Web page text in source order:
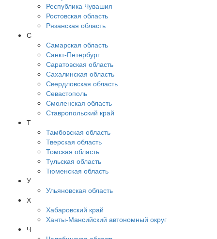
Республика Чувашия
Ростовская область
Рязанская область
С
Самарская область
Санкт-Петербург
Саратовская область
Сахалинская область
Свердловская область
Севастополь
Смоленская область
Ставропольский край
Т
Тамбовская область
Тверская область
Томская область
Тульская область
Тюменская область
У
Ульяновская область
Х
Хабаровский край
Ханты-Мансийский автономный округ
Ч